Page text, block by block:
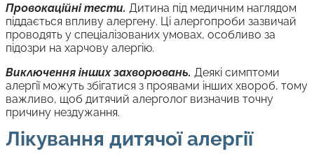
Провокаційні тести. Дитина під медичним наглядом
піддається впливу алергену. Ці алергопроби зазвичай
проводять у спеціалізованих умовах, особливо за
підозри на харчову алергію.
Виключення інших захворювань. Деякі симптоми
алергії можуть збігатися з проявами інших хвороб, тому
важливо, щоб дитячий алерголог визначив точну
причину нездужання.
Лікування дитячої алергії